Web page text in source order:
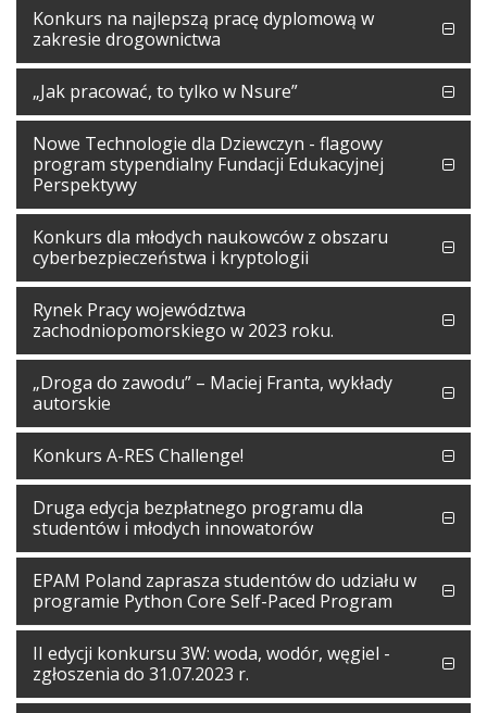
Konkurs na najlepszą pracę dyplomową w
zakresie drogownictwa
„Jak pracować, to tylko w Nsure”
Nowe Technologie dla Dziewczyn - flagowy
program stypendialny Fundacji Edukacyjnej
Perspektywy
Konkurs dla młodych naukowców z obszaru
cyberbezpieczeństwa i kryptologii
Rynek Pracy województwa
zachodniopomorskiego w 2023 roku.
„Droga do zawodu” – Maciej Franta, wykłady
autorskie
Konkurs A-RES Challenge!
Druga edycja bezpłatnego programu dla
studentów i młodych innowatorów
EPAM Poland zaprasza studentów do udziału w
programie Python Core Self-Paced Program
II edycji konkursu 3W: woda, wodór, węgiel -
zgłoszenia do 31.07.2023 r.